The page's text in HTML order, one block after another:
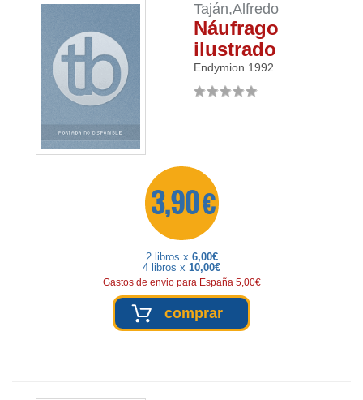
Taján,Alfredo
Náufrago
ilustrado
Endymion 1992
3,90 €
2 libros x 6,00€
4 libros x 10,00€
Gastos de envio para España 5,00€
comprar